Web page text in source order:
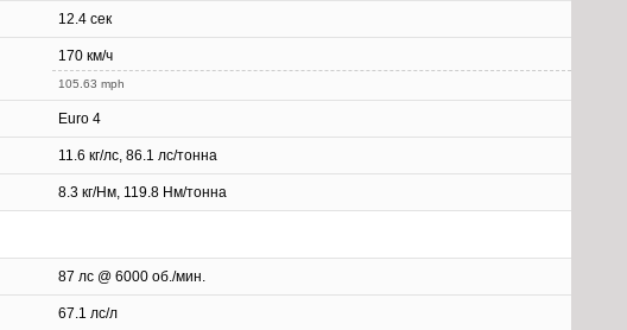
12.4 сек
170 км/ч
105.63 mph
Euro 4
11.6 кг/лс, 86.1 лс/тонна
8.3 кг/Нм, 119.8 Нм/тонна
87 лс @ 6000 об./мин.
67.1 лс/л